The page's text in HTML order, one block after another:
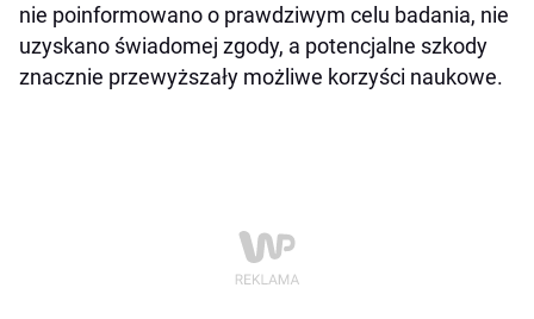
nie poinformowano o prawdziwym celu badania, nie
uzyskano świadomej zgody, a potencjalne szkody
znacznie przewyższały możliwe korzyści naukowe.